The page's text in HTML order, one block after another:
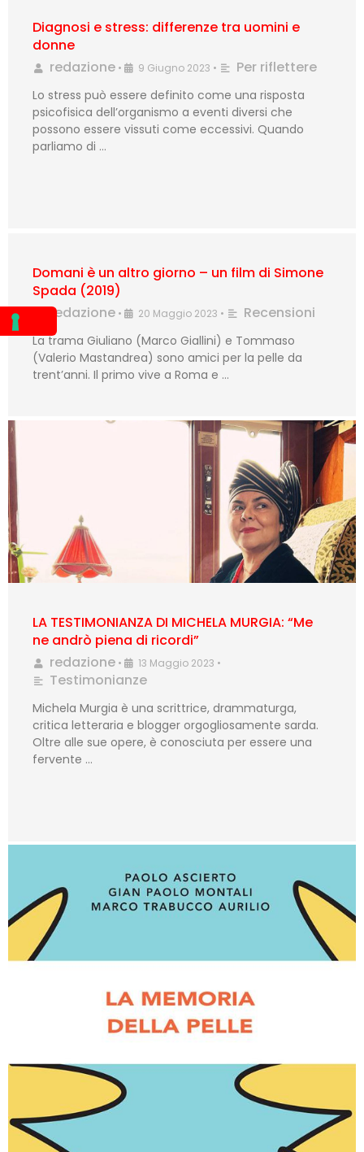
Diagnosi e stress: differenze tra uomini e
donne
redazione • 9 Giugno 2023 • Per riflettere
Lo stress può essere definito come una risposta
psicofisica dell’organismo a eventi diversi che
possono essere vissuti come eccessivi. Quando
parliamo di …
Domani è un altro giorno – un film di Simone
Spada (2019)
redazione • 20 Maggio 2023 • Recensioni
La trama Giuliano (Marco Giallini) e Tommaso
(Valerio Mastandrea) sono amici per la pelle da
trent’anni. Il primo vive a Roma e …
LA TESTIMONIANZA DI MICHELA MURGIA: “Me
ne andrò piena di ricordi”
redazione • 13 Maggio 2023 •
Testimonianze
Michela Murgia è una scrittrice, drammaturga,
critica letteraria e blogger orgogliosamente sarda.
Oltre alle sue opere, è conosciuta per essere una
fervente …